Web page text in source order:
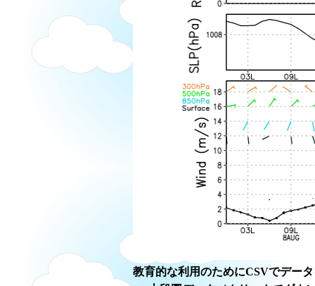
教育的な利用のためにCSVでデー